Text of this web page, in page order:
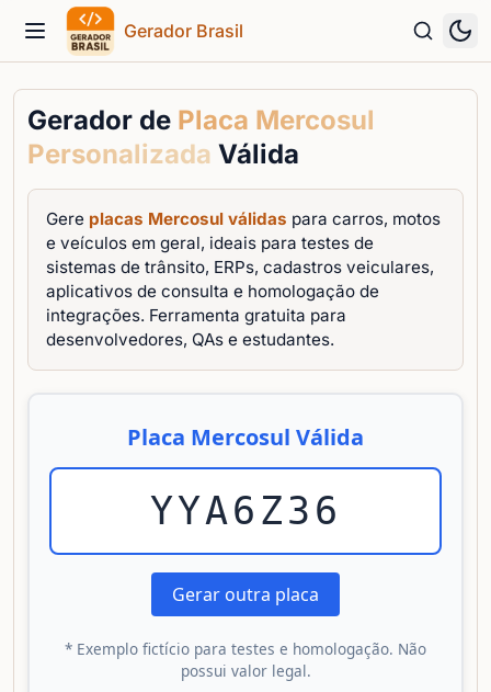
Menu
Gerador Brasil
Gerador de Placa Mercosul
Personalizada Válida
Gere placas Mercosul válidas para carros, motos
e veículos em geral, ideais para testes de
sistemas de trânsito, ERPs, cadastros veiculares,
aplicativos de consulta e homologação de
integrações. Ferramenta gratuita para
desenvolvedores, QAs e estudantes.
Placa Mercosul Válida
YYA6Z36
Gerar outra placa
* Exemplo fictício para testes e homologação. Não
possui valor legal.